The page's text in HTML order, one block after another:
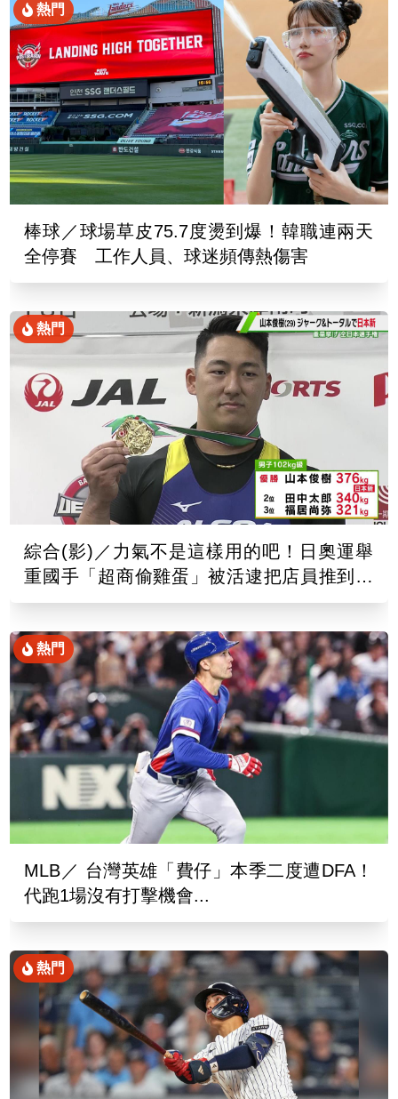
熱門
棒球／球場草皮75.7度燙到爆！韓職連兩天
全停賽 工作人員、球迷頻傳熱傷害
熱門
綜合(影)／力氣不是這樣用的吧！日奧運舉
重國手「超商偷雞蛋」被活逮把店員推到骨
折
熱門
MLB／ 台灣英雄「費仔」本季二度遭DFA！
代跑1場沒有打擊機會...
熱門